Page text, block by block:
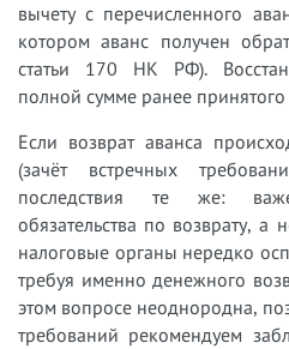
вычету с перечисленного
котором аванс получен
статьи 170 НК РФ).
полной сумме ранее принятого
Если возврат аванса
(зачёт встречных
последствия те же:
обязательства по возврату,
налоговые органы нередко
требуя именно денежного
этом вопросе неоднородна,
требований рекомендуем